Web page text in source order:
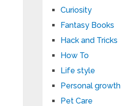
Curiosity
Fantasy Books
Hack and Tricks
How To
Life style
Personal growth
Pet Care